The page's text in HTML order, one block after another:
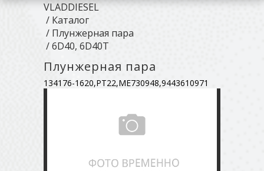
VLADDIESEL
/ Каталог
/ Плунжерная пара
/6D40, 6D40T
Плунжерная пара
134176-1620,PT22,ME730948,9443610971